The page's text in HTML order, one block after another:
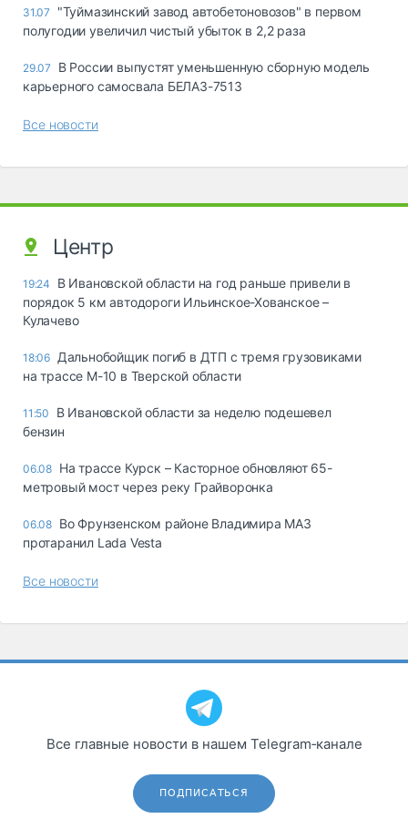
31.07
"Туймазинский завод автобетоновозов" в первом
полугодии увеличил чистый убыток в 2,2 раза
29.07
В России выпустят уменьшенную сборную модель
карьерного самосвала БЕЛАЗ-7513
Все новости
Центр
19:24
В Ивановской области на год раньше привели в
порядок 5 км автодороги Ильинское-Хованское –
Кулачево
18:06 Дальнобойщик погиб в ДТП с тремя грузовиками
на трассе М-10 в Тверской области
11:50
В Ивановской области за неделю подешевел
бензин
06.08 На трассе Курск – Касторное обновляют 65-
метровый мост через реку Грайворонка
06.08 Во Фрунзенском районе Владимира МАЗ
протаранил Lada Vesta
Все новости
Все главные новости в нашем Telegram‑канале
ПОДПИСАТЬСЯ